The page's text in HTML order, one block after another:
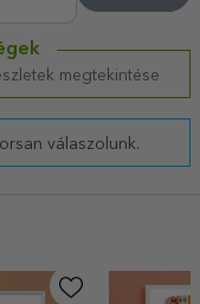
megtekintése
válaszolunk.